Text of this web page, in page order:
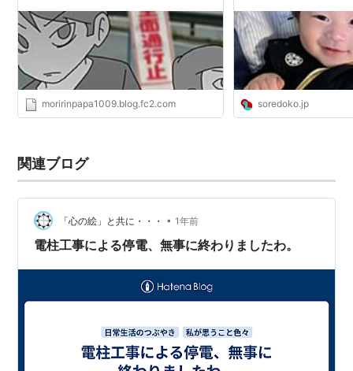
moririnpapa1009.blog.fc2.com soredoko.jp
関連ブログ
「心の絵」と共に・・・ • 1年前
電柱工事による停電、無事に終わりましたわ。